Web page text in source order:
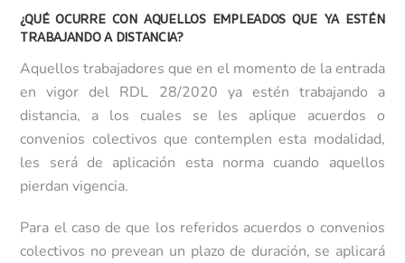
¿QUÉ OCURRE CON AQUELLOS EMPLEADOS QUE YA ESTÉN
TRABAJANDO A DISTANCIA?
Aquellos trabajadores que en el momento de la entrada
en vigor del RDL 28/2020 ya estén trabajando a
distancia, a los cuales se les aplique acuerdos o
convenios colectivos que contemplen esta modalidad,
les será de aplicación esta norma cuando aquellos
pierdan vigencia.
Para el caso de que los referidos acuerdos o convenios
colectivos no prevean un plazo de duración, se aplicará